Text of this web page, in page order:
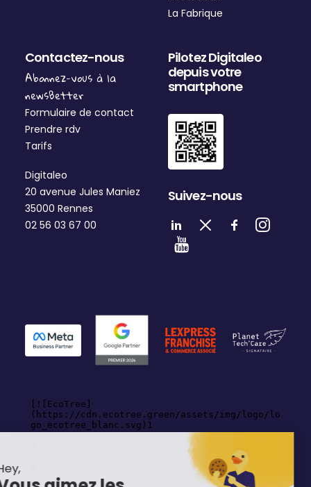
Hey,
La Fabrique
Contactez-nous
Abonnez-vous à la
newsBetter
Formulaire de contact
Prendre rdv
Tarifs
Digitaleo
20 avenue Jules Maniez
35000 Rennes
02 56 03 67 00
Pilotez Digitaleo
depuis votre
smartphone
Suivez-nous